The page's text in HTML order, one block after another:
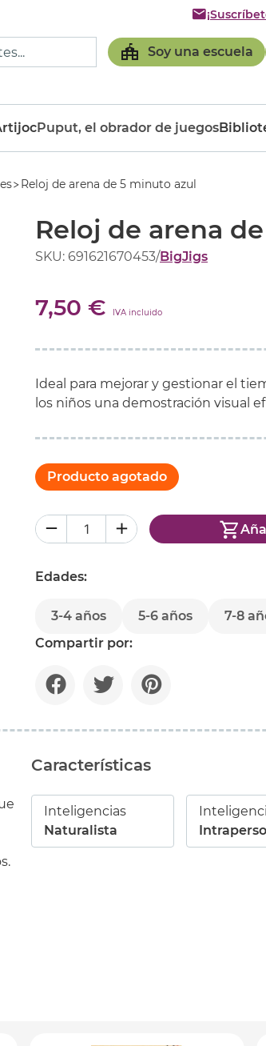
Soy una escuela
Puput, el obrador de juegos
Reloj de arena de 5 minuto azul
Reloj de arena
SKU: 691621670453/BigJigs
7,50 € IVA incluido
Ideal para mejorar y gestionar el
los niños una demostración visual
Producto agotado
Edades:
3-4 años 5-6 años
7-8
Compartir por:
Características
Inteligencias
Naturalista